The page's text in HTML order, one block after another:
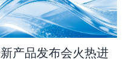
产品发布会火热进